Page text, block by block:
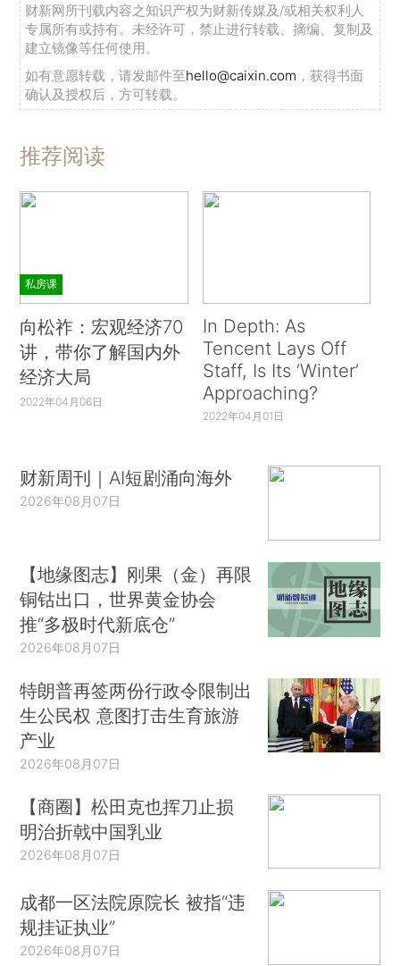
财新网所刊载内容之知识产权为财新传媒及/或相关权利人
专属所有或持有。未经许可，禁止进行转载、摘编、复制及
建立镜像等任何使用。
如有意愿转载，请发邮件至hello@caixin.com ，获得书面
确认及授权后，方可转载。
推荐阅读
私房课
向松祚：宏观经济70
讲，带你了解国内外
经济大局
2022年04月06日
In Depth: As
Tencent Lays Off
Staff, Is Its ‘Winter’
Approaching?
2022年04月01日
财新周刊｜AI短剧涌向海外
2026年08月07日
【地缘图志】刚果（金）再限
铜钴出口，世界黄金协会
推“多极时代新底仓”
2026年08月07日
特朗普再签两份行政令限制出
生公民权 意图打击生育旅游
产业
2026年08月07日
【商圈】松田克也挥刀止损
明治折戟中国乳业
2026年08月07日
成都一区法院原院长 被指“违
规挂证执业”
2026年08月07日